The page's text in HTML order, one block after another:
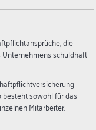
die
schuldhaft
sowohl für das
Mitarbeiter.